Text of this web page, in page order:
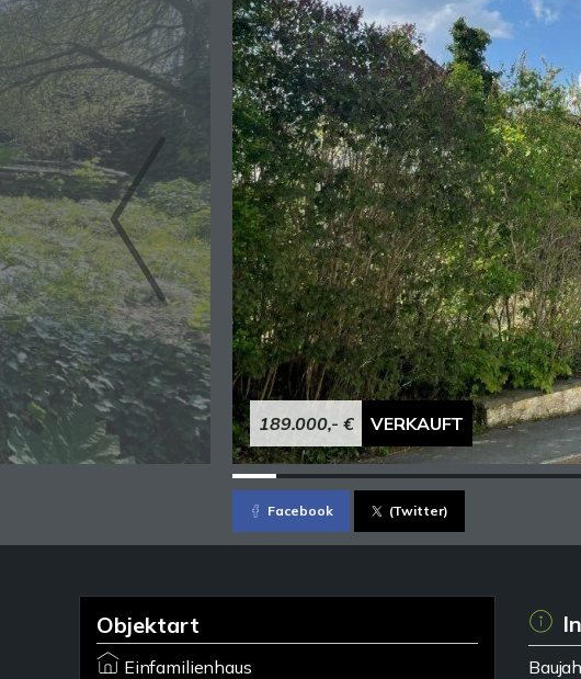
189.000,- € VERKAUFT
Facebook (Twitter)
Objektart
Einfamilienhaus